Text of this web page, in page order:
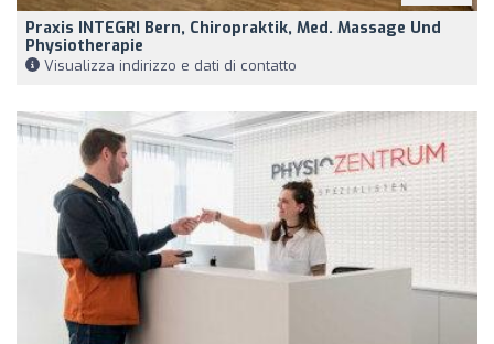
Praxis INTEGRI Bern, Chiropraktik, Med. Massage Und
Physiotherapie
Visualizza indirizzo e dati di contatto